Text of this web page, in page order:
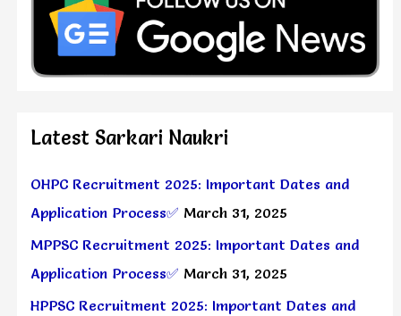
Latest Sarkari Naukri
OHPC Recruitment 2025: Important Dates and
Application Process✅ March 31, 2025
MPPSC Recruitment 2025: Important Dates and
Application Process✅ March 31, 2025
HPPSC Recruitment 2025: Important Dates and